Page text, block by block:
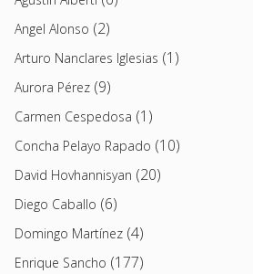
Angel Alonso (2)
Arturo Nanclares Iglesias (1)
Aurora Pérez (9)
Carmen Cespedosa (1)
Concha Pelayo Rapado (10)
David Hovhannisyan (20)
Diego Caballo (6)
Domingo Martínez (4)
Enrique Sancho (177)